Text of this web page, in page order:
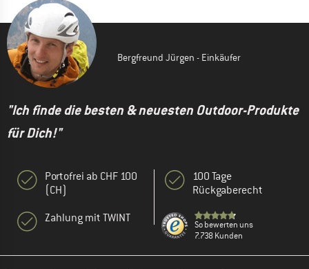
Bergfreund Jürgen - Einkäufer
"Ich finde die besten & neuesten Outdoor-Produkte
für Dich!"
Portofrei ab CHF 100
(CH)
Zahlung mit TWINT
100 Tage
Rückgaberecht
So bewerten uns
7.738 Kunden